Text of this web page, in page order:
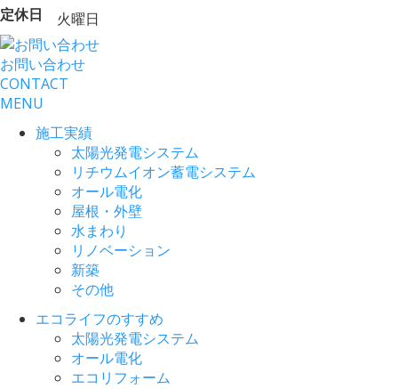
定休日
火曜日
お問い合わせ
CONTACT
MENU
施工実績
太陽光発電システム
リチウムイオン蓄電システム
オール電化
屋根・外壁
水まわり
リノベーション
新築
その他
エコライフのすすめ
太陽光発電システム
オール電化
エコリフォーム